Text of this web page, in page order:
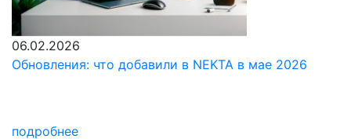
06.02.2026
Обновления: что добавили в NEKTA в мае 2026
подробнее